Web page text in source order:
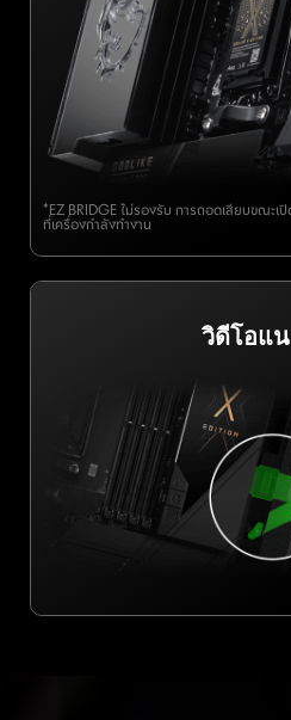
*EZ BRIDGE ไม่รองรับ การถอดเสียบขณะ
ที่เครื่องกำลังทำงาน
วิดีโอแ